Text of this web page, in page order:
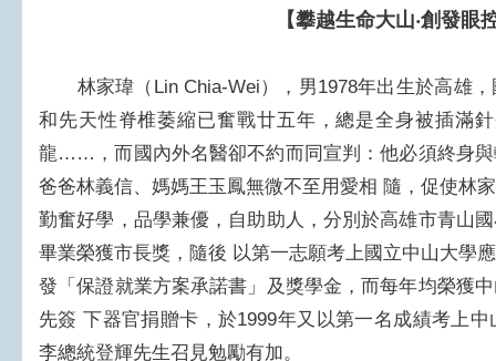
【攀越生命大山‧創發眼
林家瑋（Lin Chia-Wei），男1978年出生於高雄，
和先天性脊椎萎縮已奮戰廿五年，總是全身被插滿
龍……，而國內外名醫卻不約而同宣判：他必須終身
爸爸林義信、媽媽王玉鳳無微不至用愛相 隨，促使林
勤奮好學，品學兼優，自助助人，分別於高雄市青山
畢業榮獲市長獎，隨後 以第一志願考上國立中山大學
發「保證就業方案承諾書」及獎學金，而每年均榮獲
先簽 下器官捐贈卡，於1999年又以第一名成績考上
李總統登輝先生召見勉勵有加。